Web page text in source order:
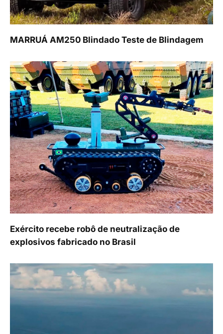
MARRUÁ AM250 Blindado Teste de Blindagem
Exército recebe robô de neutralização de
explosivos fabricado no Brasil